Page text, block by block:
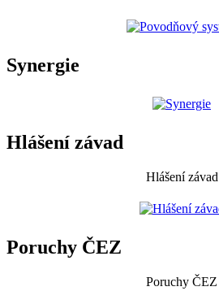
Synergie
Hlášení závad
Hlášení závad
Poruchy ČEZ
Poruchy ČEZ